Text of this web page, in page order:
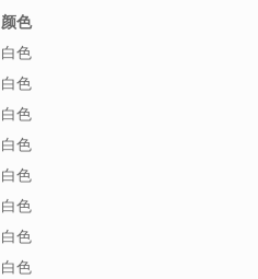
颜色
白色
白色
白色
白色
白色
白色
白色
白色